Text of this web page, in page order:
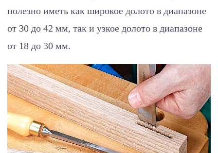
полезно иметь как широкое долото в диапазоне
от 30 до 42 мм, так и узкое долото в диапазоне
от 18 до 30 мм.